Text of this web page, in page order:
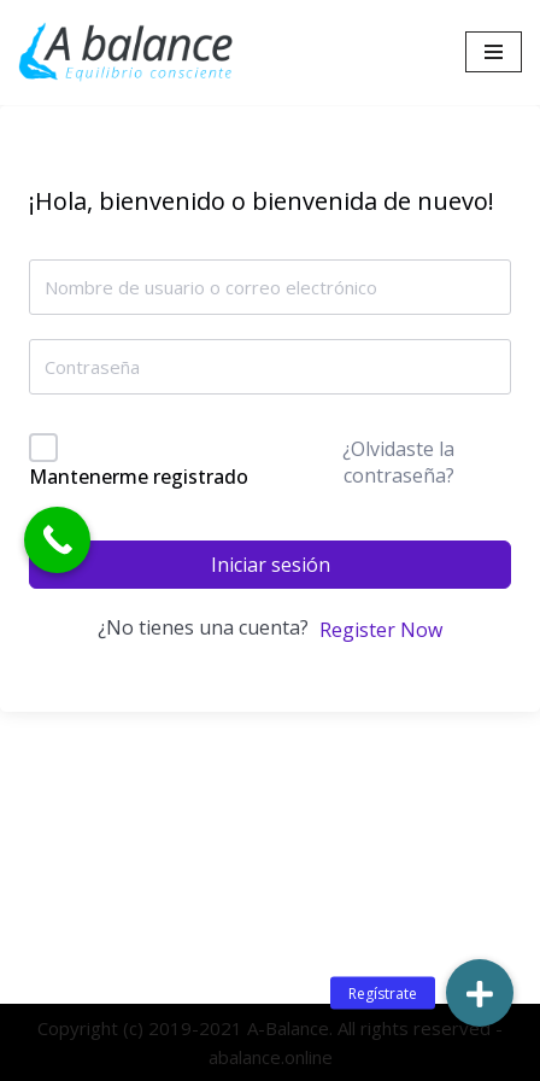
Saltar
¡Hola, bienvenido o bienvenida de nuevo!
Mantenerme registrado
¿Olvidaste la
contraseña?
Iniciar sesión
¿No tienes una cuenta? Register Now
Copyright (c) 2019-2021 A-Balance. All rights reserved -
abalance.online